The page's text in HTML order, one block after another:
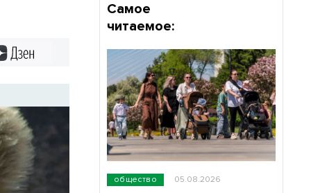
Самое
читаемое:
общество 05.08.2026